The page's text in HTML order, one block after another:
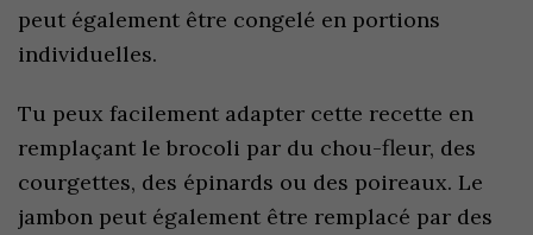
peut également être congelé en portions
individuelles.
Tu peux facilement adapter cette recette en
remplaçant le brocoli par du chou-fleur, des
courgettes, des épinards ou des poireaux. Le
jambon peut également être remplacé par des